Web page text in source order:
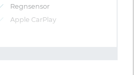
indoctum
scriptorem mea et, vel
Regnsensor
Apple CarPlay